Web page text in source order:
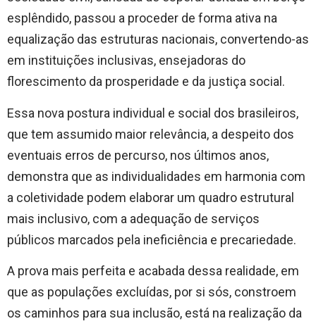
esplêndido, passou a proceder de forma ativa na
equalização das estruturas nacionais, convertendo-as
em instituições inclusivas, ensejadoras do
florescimento da prosperidade e da justiça social.
Essa nova postura individual e social dos brasileiros,
que tem assumido maior relevância, a despeito dos
eventuais erros de percurso, nos últimos anos,
demonstra que as individualidades em harmonia com
a coletividade podem elaborar um quadro estrutural
mais inclusivo, com a adequação de serviços
públicos marcados pela ineficiência e precariedade.
A prova mais perfeita e acabada dessa realidade, em
que as populações excluídas, por si sós, constroem
os caminhos para sua inclusão, está na realização da